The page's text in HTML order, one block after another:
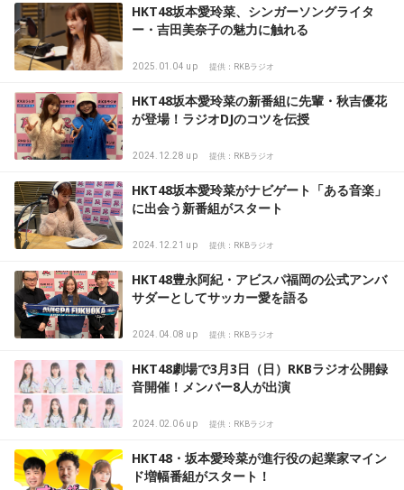
HKT48坂本愛玲菜、シンガーソングライタ
ー・吉田美奈子の魅力に触れる
2025.01.04 up 提供：RKBラジオ
HKT48坂本愛玲菜の新番組に先輩・秋吉優花
が登場！ラジオDJのコツを伝授
2024.12.28 up 提供：RKBラジオ
HKT48坂本愛玲菜がナビゲート「ある音楽」
に出会う新番組がスタート
2024.12.21 up 提供：RKBラジオ
HKT48豊永阿紀・アビスパ福岡の公式アンバ
サダーとしてサッカー愛を語る
2024.04.08 up 提供：RKBラジオ
HKT48劇場で3月3日（日）RKBラジオ公開録
音開催！メンバー8人が出演
2024.02.06 up 提供：RKBラジオ
HKT48・坂本愛玲菜が進行役の起業家マイン
ド増幅番組がスタート！